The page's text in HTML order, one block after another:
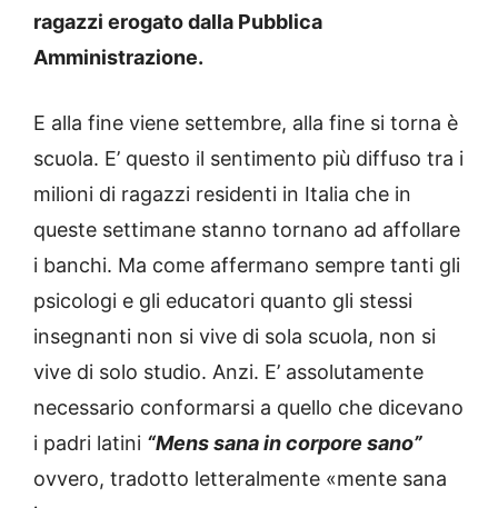
ragazzi erogato dalla Pubblica
Amministrazione.
E alla fine viene settembre, alla fine si torna è
scuola. E’ questo il sentimento più diffuso tra i
milioni di ragazzi residenti in Italia che in
queste settimane stanno tornano ad affollare
i banchi. Ma come affermano sempre tanti gli
psicologi e gli educatori quanto gli stessi
insegnanti non si vive di sola scuola, non si
vive di solo studio. Anzi. E’ assolutamente
necessario conformarsi a quello che dicevano
i padri latini “Mens sana in corpore sano”
ovvero, tradotto letteralmente «mente sana